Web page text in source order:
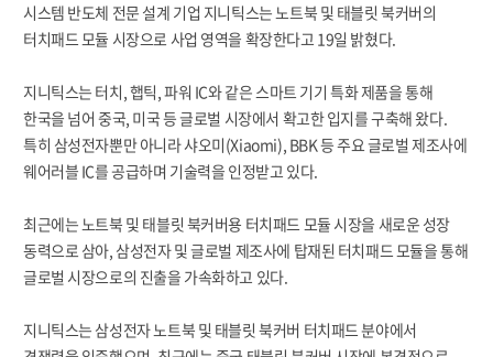
시스템 반도체 전문 설계 기업 지니틱스는 노트북 및 태블릿 북커버의
터치패드 모듈 시장으로 사업 영역을 확장한다고 19일 밝혔다.
지니틱스는 터치, 햅틱, 파워 IC와 같은 스마트 기기 특화 제품을 통해
한국을 넘어 중국, 미국 등 글로벌 시장에서 확고한 입지를 구축해 왔다.
특히 삼성전자뿐만 아니라 샤오미(Xiaomi), BBK 등 주요 글로벌 제조사에
웨어러블 IC를 공급하며 기술력을 인정받고 있다.
최근에는 노트북 및 태블릿 북커버용 터치패드 모듈 시장을 새로운 성장
동력으로 삼아, 삼성전자 및 글로벌 제조사에 탑재된 터치패드 모듈을 통해
글로벌 시장으로의 진출을 가속화하고 있다.
지니틱스는 삼성전자 노트북 및 태블릿 북커버 터치패드 분야에서